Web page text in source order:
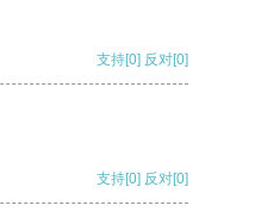
支持[0] 反对[0]
支持[0] 反对[0]